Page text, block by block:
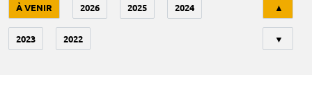
À VENIR 2026 2025 2024
2023 2022
▲
▼